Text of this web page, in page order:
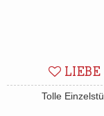
Tolle